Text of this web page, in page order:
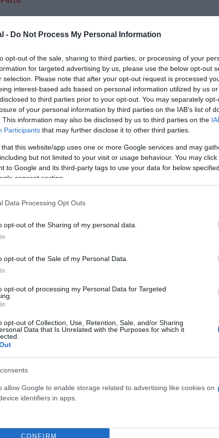
- Do Not Process My Personal Information
opt-out of the sale, sharing to third parties, or processing of your
for targeted advertising by us, please use the below opt-out
selection. Please note that after your opt-out request is processed
interest-based ads based on personal information utilized by us
to third parties prior to your opt-out. You may separately
of your personal information by third parties on the IAB’s list of
This information may also be disclosed by us to third parties on the
Participants that may further disclose it to other third parties.
that this website/app uses one or more Google services and may
but not limited to your visit or usage behaviour. You may
to Google and its third-party tags to use your data for below
consent section.
Data Processing Opt Outs
opt-out of the Sharing of my personal data.
opt-out of the Sale of my Personal Data.
opt-out of processing my Personal Data for Targeted
opt-out of Collection, Use, Retention, Sale, and/or Sharing
Data that Is Unrelated with the Purposes for which it
allow Google to enable storage related to advertising like cookies on
identifiers in apps.
CONFIRM
DATA
IMPORTO
27 D.L.
31/12/2022
(ART.1
11.994,03
€
03 gennaio 2022